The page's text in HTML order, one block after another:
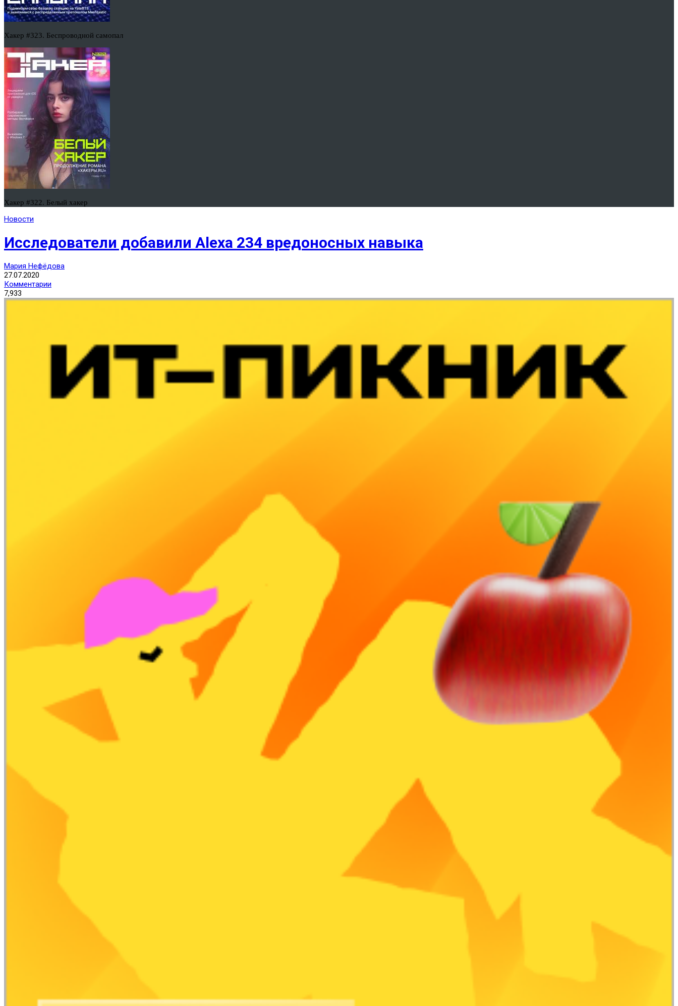
Хакер #323. Беспроводной самопал
Хакер #322. Белый хакер
Новости
Исследователи добавили Alexa 234 вредоносных навыка
Мария Нефёдова
27.07.2020
Комментарии
7,933